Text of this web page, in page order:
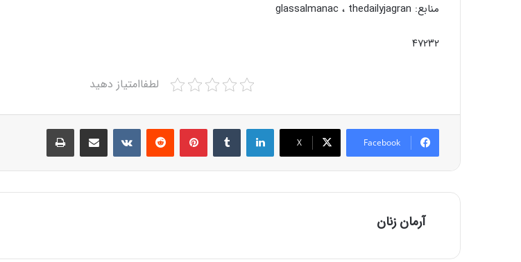
منابع: glassalmanac ، thedailyjagran
۴۷۲۳۲
لطفاامتیاز دهید
Facebook
X
LinkedIn
Tumblr
Pinterest
Reddit
VKontakte
Share via Email
Print
آرمان زنان